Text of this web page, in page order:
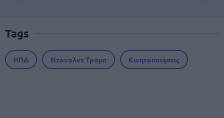
Tags
ΗΠΑ Ντόναλντ Τραμπ Κινητοποιήσεις